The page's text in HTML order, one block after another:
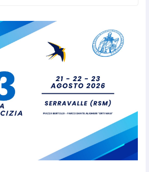
Protezione Civile San Marino.
Incendi boschivi: attivazione
della fase preliminare di
6 Agosto 2026
“San Marino Antiqua –
Leggende e storie del Titano”:
l’inequivocabile successo di
pubblico e di partecipazione
6 Agosto 2026